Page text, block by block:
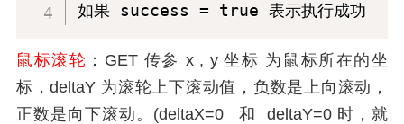
如果 success = true 表示执行成功
鼠标滚轮 ：GET 传参 x , y 坐标 为鼠标所在的坐
标，deltaY 为滚轮上下滚动值，负数是上向滚动，
正数是向下滚动。(deltaX=0 和 deltaY=0 时，就